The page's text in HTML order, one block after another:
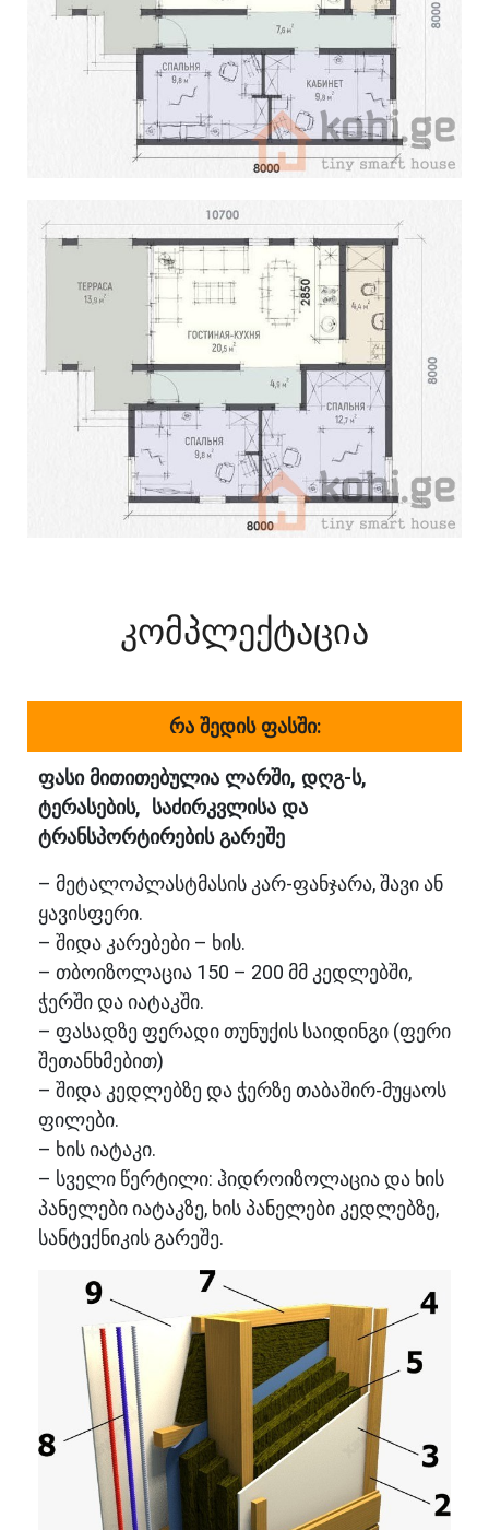
კომპლექტაცია
რა შედის ფასში:
ფასი მითითებულია ლარში, დღგ-ს,
ტერასების, საძირკვლისა და
ტრანსპორტირების გარეშე
– მეტალოპლასტმასის კარ-ფანჯარა, შავი ან
ყავისფერი.
– შიდა კარებები – ხის.
– თბოიზოლაცია 150 – 200 მმ კედლებში,
ჭერში და იატაკში.
– ფასადზე ფერადი თუნუქის საიდინგი (ფერი
შეთანხმებით)
– შიდა კედლებზე და ჭერზე თაბაშირ-მუყაოს
ფილები.
– ხის იატაკი.
– სველი წერტილი: ჰიდროიზოლაცია და ხის
პანელები იატაკზე, ხის პანელები კედლებზე,
სანტექნიკის გარეშე.